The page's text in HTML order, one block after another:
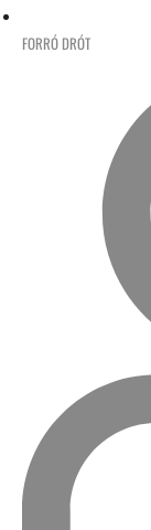
FORRÓ DRÓT